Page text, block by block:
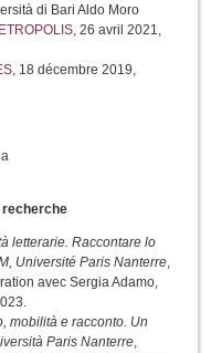
di Bari Aldo Moro
, 26 avril 2021,
, 18 décembre 2019,
recherche
letterarie. Raccontare lo
Université Paris Nanterre,
avec Sergia Adamo,
mobilità e racconto. Un
Paris Nanterre,